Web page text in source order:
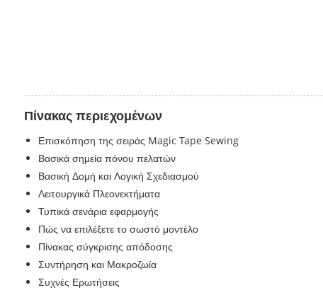
Πίνακας περιεχομένων
Επισκόπηση της σειράς Magic Tape Sewing
Βασικά σημεία πόνου πελατών
Βασική Δομή και Λογική Σχεδιασμού
Λειτουργικά Πλεονεκτήματα
Τυπικά σενάρια εφαρμογής
Πώς να επιλέξετε το σωστό μοντέλο
Πίνακας σύγκρισης απόδοσης
Συντήρηση και Μακροζωία
Συχνές Ερωτήσεις